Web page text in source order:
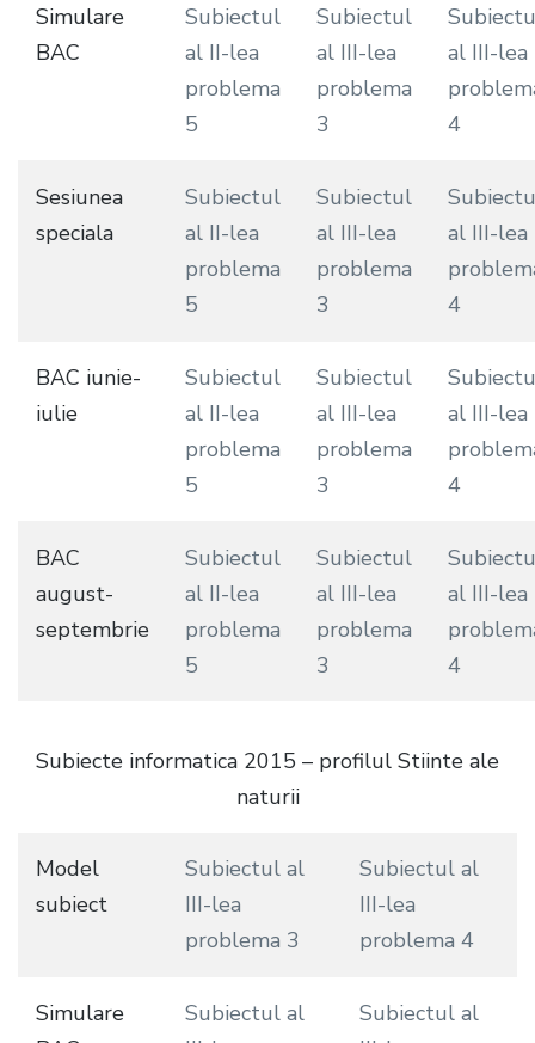
Simulare
BAC
Subiectul
al II-lea
problema
5
Subiectul
al III-lea
problema
3
al III-lea
4
Sesiunea
speciala
Subiectul
al II-lea
problema
5
Subiectul
al III-lea
problema
3
al III-lea
4
BAC iunie-
iulie
Subiectul
al II-lea
problema
5
Subiectul
al III-lea
problema
3
al III-lea
4
BAC
august-
septembrie
Subiectul
al II-lea
problema
5
Subiectul
al III-lea
problema
3
al III-lea
4
Subiecte informatica 2015 – profilul Stiinte ale
naturii
Model
subiect
Subiectul al
III-lea
problema 3
Subiectul al
III-lea
problema 4
Simulare
Subiectul al
Subiectul al